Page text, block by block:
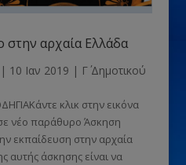
αρχαία Ελλάδα
10 Ιαν 2019 | Γ΄ Δημοτικού
κλικ στην εικόνα
νέο παράθυρο Άσκηση
εκπαίδευση στην αρχαία
αυτής άσκησης είναι να